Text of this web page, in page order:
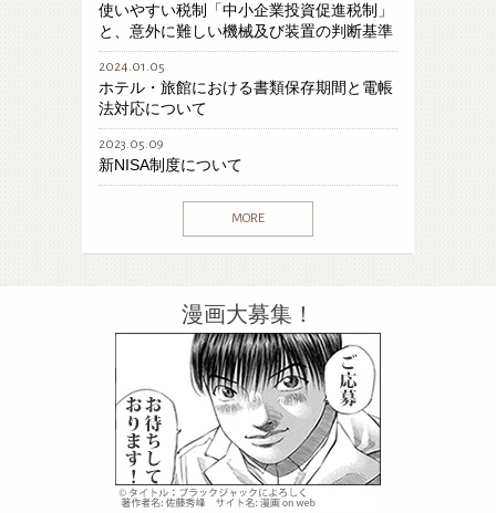
使いやすい税制「中小企業投資促進税制」
と、意外に難しい機械及び装置の判断基準
2024.01.05
ホテル・旅館における書類保存期間と電帳
法対応について
2023.05.09
新NISA制度について
MORE
漫画大募集！